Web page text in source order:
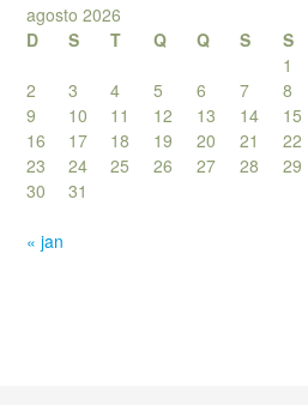
agosto 2026
D
S T Q Q S
S
1
2
3 4 5 6 7
8
9
10 11 12 13 14
15
16
17 18 19 20 21
22
23
24 25 26 27 28
29
30
31
« jan